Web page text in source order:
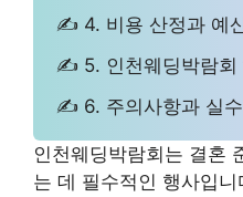
✍ 4. 비용 산정과 예
✍ 5. 인천웨딩박람회
✍ 6. 주의사항과 실
인천웨딩박람회는 결혼
는 데 필수적인 행사입